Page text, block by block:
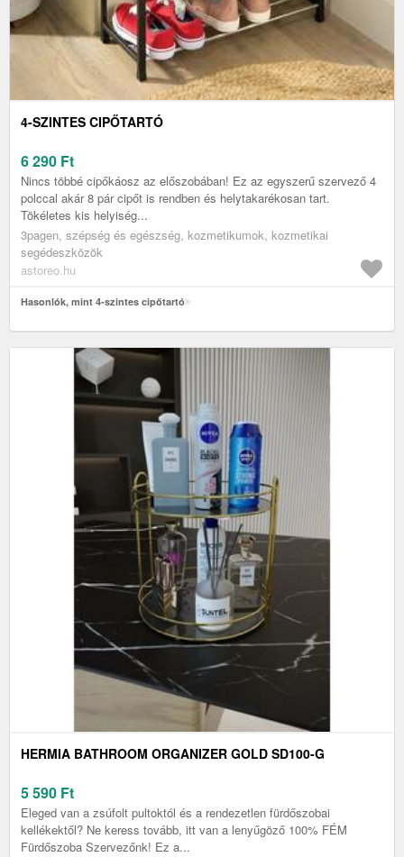
4-SZINTES CIPŐTARTÓ
6 290 Ft
Nincs többé cipőkáosz az előszobában! Ez az egyszerű szervező 4
polccal akár 8 pár cipőt is rendben és helytakarékosan tart.
Tökéletes kis helyiség...
3pagen, szépség és egészség, kozmetikumok, kozmetikai
segédeszközök
astoreo.hu
Hasonlók, mint 4-szintes cipőtartó
HERMIA BATHROOM ORGANIZER GOLD SD100-G
5 590 Ft
Eleged van a zsúfolt pultoktól és a rendezetlen fürdőszobai
kellékektől? Ne keress tovább, itt van a lenyűgöző 100% FÉM
Fürdőszoba Szervezőnk! Ez a...